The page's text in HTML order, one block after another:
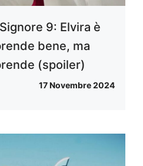
9: Elvira è
bene, ma
(spoiler)
17 Novembre 2024